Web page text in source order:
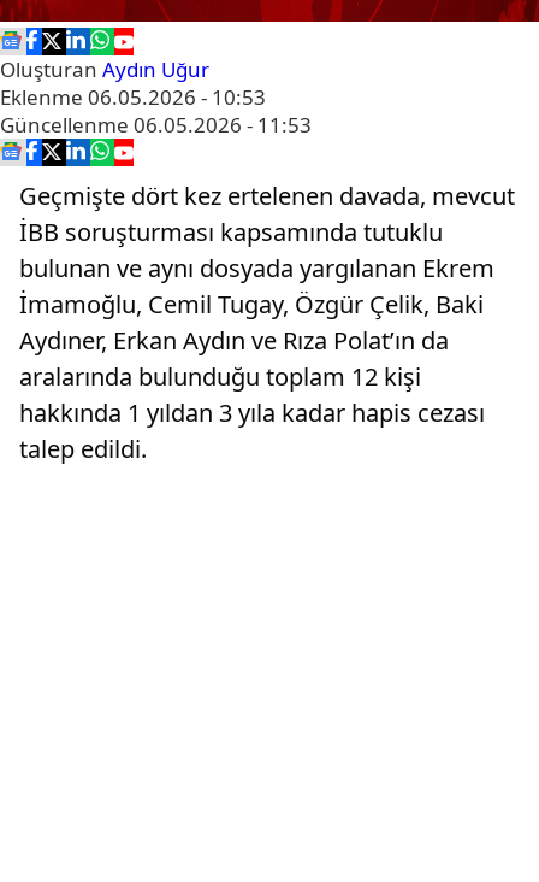
Oluşturan Aydın Uğur
Eklenme 06.05.2026 - 10:53
Güncellenme 06.05.2026 - 11:53
Geçmişte dört kez ertelenen davada, mevcut
İBB soruşturması kapsamında tutuklu
bulunan ve aynı dosyada yargılanan Ekrem
İmamoğlu, Cemil Tugay, Özgür Çelik, Baki
Aydıner, Erkan Aydın ve Rıza Polat’ın da
aralarında bulunduğu toplam 12 kişi
hakkında 1 yıldan 3 yıla kadar hapis cezası
talep edildi.